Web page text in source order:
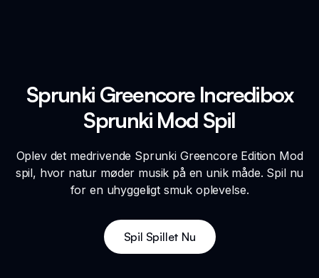
Sprunki Greencore Incredibox
Sprunki Mod Spil
Oplev det medrivende Sprunki Greencore Edition Mod
spil, hvor natur møder musik på en unik måde. Spil nu
for en uhyggeligt smuk oplevelse.
Spil Spillet Nu